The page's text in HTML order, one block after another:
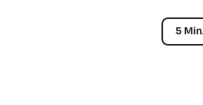
5 Min.